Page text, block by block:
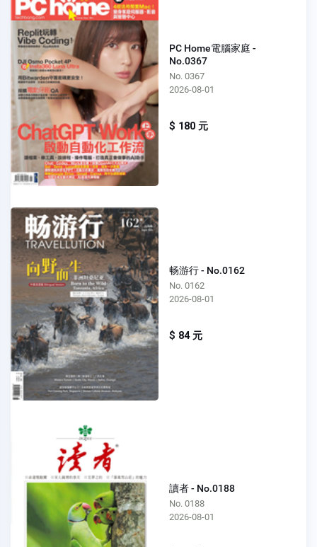
PC Home電腦家庭 -
No.0367
No. 0367
2026-08-01
$ 180 元
畅游行 - No.0162
No. 0162
2026-08-01
$ 84 元
讀者 - No.0188
No. 0188
2026-08-01